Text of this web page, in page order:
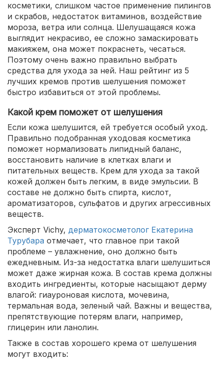
косметики, слишком частое применение пилингов
и скрабов, недостаток витаминов, воздействие
мороза, ветра или солнца. Шелушащаяся кожа
выглядит некрасиво, ее сложно замаскировать
макияжем, она может покраснеть, чесаться.
Поэтому очень важно правильно выбрать
средства для ухода за ней. Наш рейтинг из 5
лучших кремов против шелушения поможет
быстро избавиться от этой проблемы.
Какой крем поможет от шелушения
Если кожа шелушится, ей требуется особый уход.
Правильно подобранная уходовая косметика
поможет нормализовать липидный баланс,
восстановить наличие в клетках влаги и
питательных веществ. Крем для ухода за такой
кожей должен быть легким, в виде эмульсии. В
составе не должно быть спирта, кислот,
ароматизаторов, сульфатов и других агрессивных
веществ.
Эксперт Vichy, дерматокосметолог Екатерина
Турубара отмечает, что главное при такой
проблеме – увлажнение, оно должно быть
ежедневным. Из-за недостатка влаги шелушиться
может даже жирная кожа. В состав крема должны
входить ингредиенты, которые насыщают дерму
влагой: гиауроновая кислота, мочевина,
термальная вода, зеленый чай. Важны и вещества,
препятствующие потерям влаги, например,
глицерин или ланолин.
Также в состав хорошего крема от шелушения
могут входить: